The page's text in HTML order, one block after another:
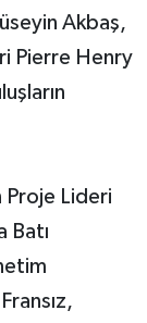
Akbaş,
Pierre Henry
Proje Lideri
Batı